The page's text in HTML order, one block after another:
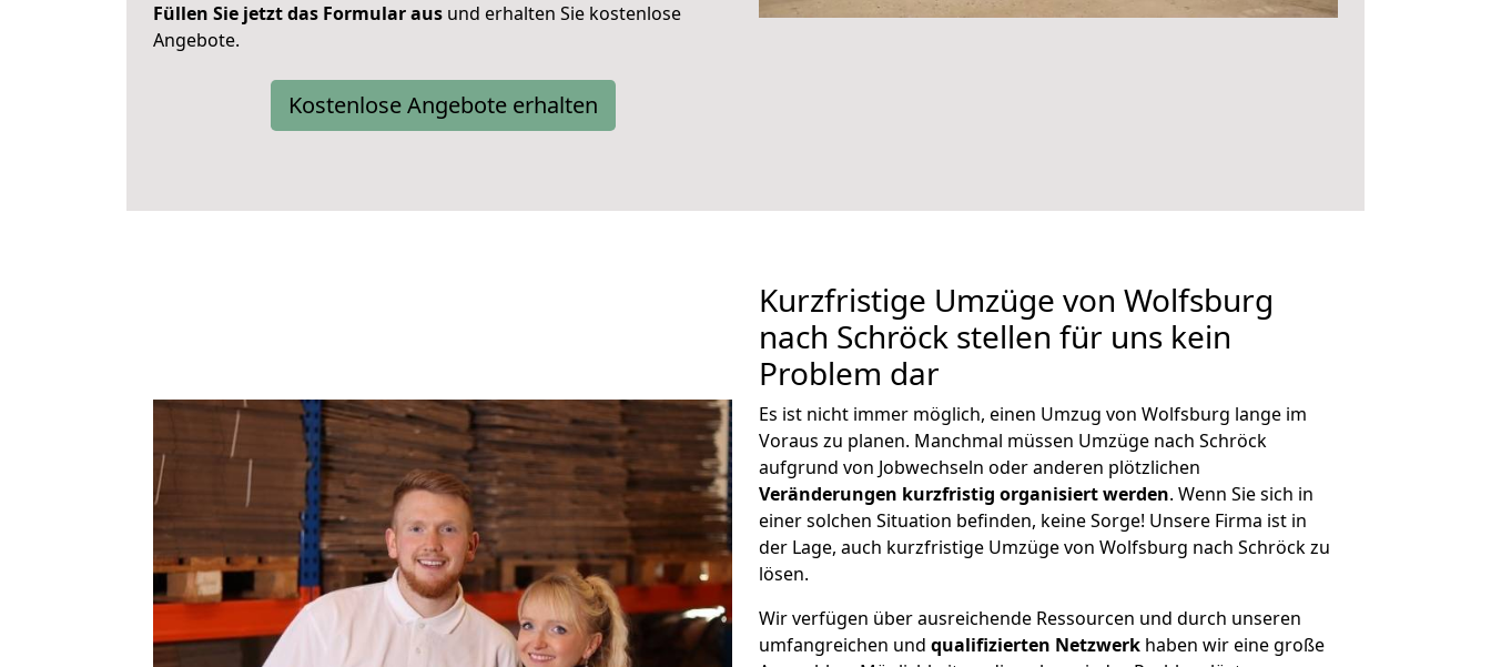
Füllen Sie jetzt das Formular aus und erhalten Sie kostenlose
Angebote.
Kostenlose Angebote erhalten
Kurzfristige Umzüge von Wolfsburg
nach Schröck stellen für uns kein
Problem dar
Es ist nicht immer möglich, einen Umzug von Wolfsburg lange im
Voraus zu planen. Manchmal müssen Umzüge nach Schröck
aufgrund von Jobwechseln oder anderen plötzlichen
Veränderungen kurzfristig organisiert werden. Wenn Sie sich in
einer solchen Situation befinden, keine Sorge! Unsere Firma ist in
der Lage, auch kurzfristige Umzüge von Wolfsburg nach Schröck zu
lösen.
Wir verfügen über ausreichende Ressourcen und durch unseren
umfangreichen und qualifizierten Netzwerk haben wir eine große